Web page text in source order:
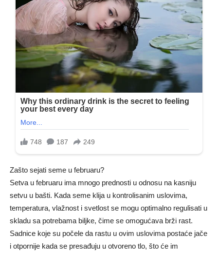
Zašto sejati seme u februaru?
Setva u februaru ima mnogo prednosti u odnosu na kasniju
setvu u bašti. Kada seme klija u kontrolisanim uslovima,
temperatura, vlažnost i svetlost se mogu optimalno regulisati u
skladu sa potrebama biljke, čime se omogućava brži rast.
Sadnice koje su počele da rastu u ovim uslovima postaće jače
i otpornije kada se presađuju u otvoreno tlo, što će im